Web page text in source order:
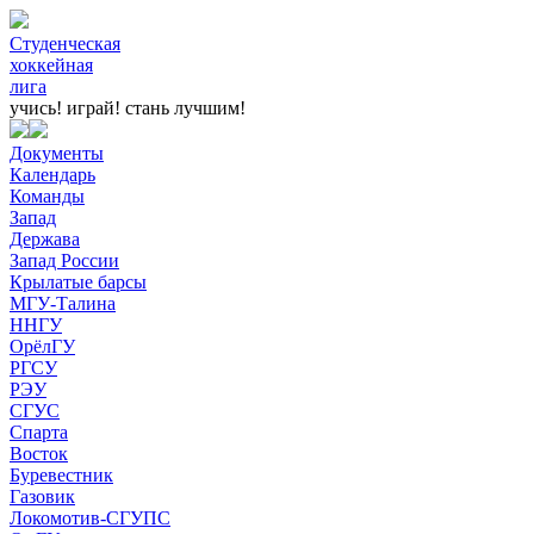
Студенческая
хоккейная
лига
учись! играй! стань лучшим!
Документы
Календарь
Команды
Запад
Держава
Запад России
Крылатые барсы
МГУ-Талина
ННГУ
ОрёлГУ
РГСУ
РЭУ
СГУС
Спарта
Восток
Буревестник
Газовик
Локомотив-СГУПС